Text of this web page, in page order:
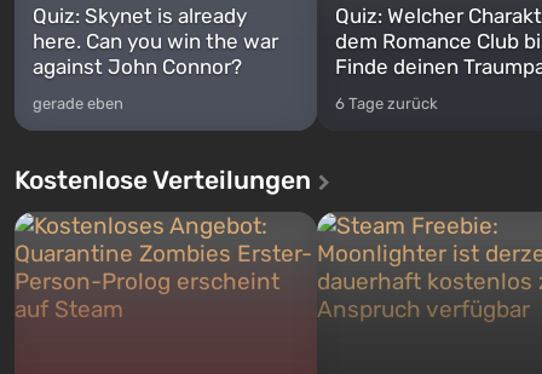
Quiz: Skynet is already
here. Can you win the war
against John Connor?
gerade eben
Quiz: Welcher
dem Romance Club
Finde deinen
6 Tage zurück
Kostenlose Verteilungen